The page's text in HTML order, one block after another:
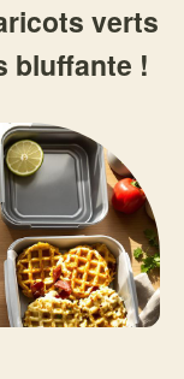
verts
bluffante !